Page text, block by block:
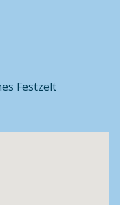
Festzelt